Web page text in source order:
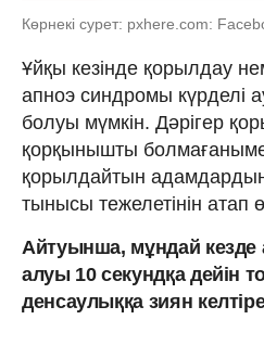
Көрнекі сурет: pxhere.com:
Ұйқы кезінде қорылдау
апноэ синдромы күрделі
болуы мүмкін. Дәрігер
қорқынышты
қорылдайтын
тынысы тежелетінін атап
Айтуынша, мұндай
алуы 10 секундқа дейін
денсаулыққа зиян